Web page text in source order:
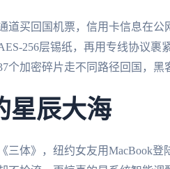
道买回国机票，信用卡信息在
256层锡纸，再用专线协议裹
个加密碎片走不同路径回国，黑
星辰大海
三体》，纽约女友用MacBook